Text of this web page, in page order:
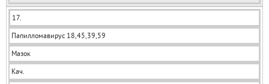
17.
Папилломавирус 18,45,39,59
Мазок
Кач.